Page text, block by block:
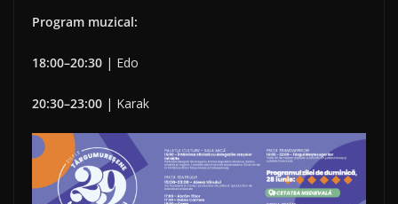
Program muzical:
18:00–20:30 | Edo
20:30–23:00 | Karak